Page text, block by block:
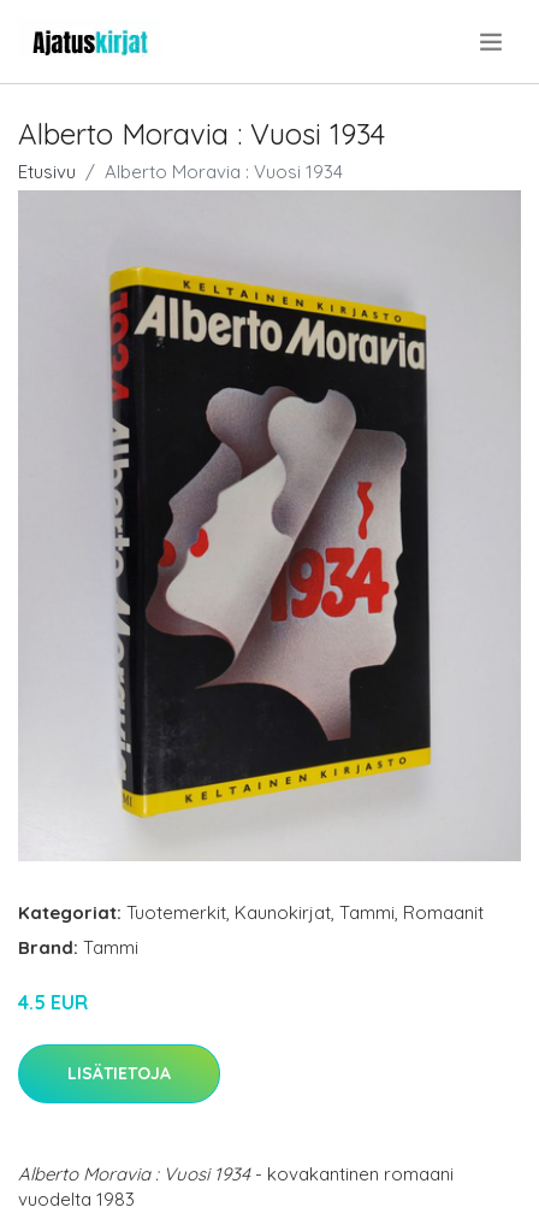
Alberto Moravia : Vuosi 1934
Etusivu Alberto Moravia : Vuosi 1934
Kategoriat: Tuotemerkit, Kaunokirjat, Tammi, Romaanit
Brand: Tammi
4.5 EUR
LISÄTIETOJA
Alberto Moravia : Vuosi 1934- kovakantinen romaani
vuodelta 1983